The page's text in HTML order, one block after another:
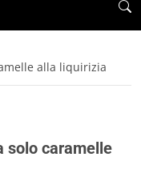
alla liquirizia
solo caramelle